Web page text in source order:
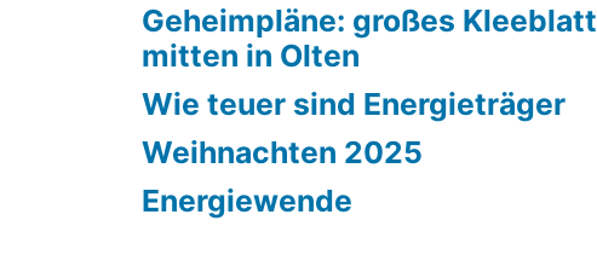
Geheimpläne: großes Kleeblatt
mitten in Olten
Wie teuer sind Energieträger
Weihnachten 2025
Energiewende